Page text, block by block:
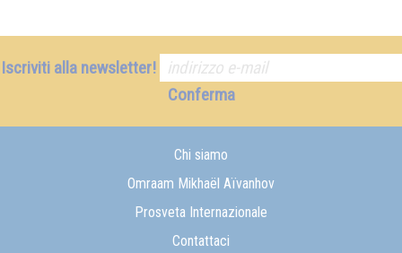
Iscriviti alla newsletter!
Conferma
Chi siamo
Omraam Mikhaël Aïvanhov
Prosveta Internazionale
Contattaci